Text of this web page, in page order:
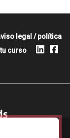
legal /política
curso